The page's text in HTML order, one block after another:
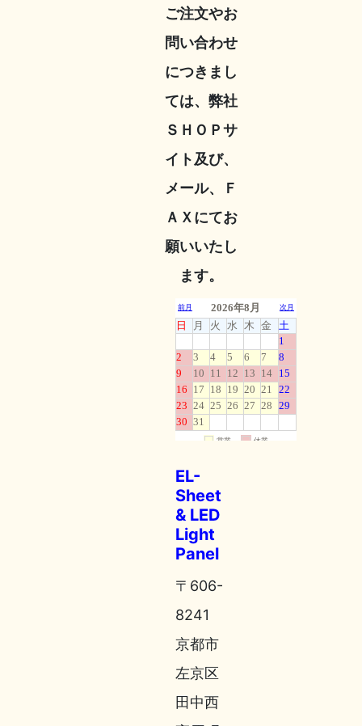
ご注文やお
問い合わせ
につきまし
ては、弊社
ＳＨＯＰサ
イト及び、
メール、Ｆ
ＡＸにてお
願いいたし
ます。
EL-
Sheet
& LED
Light
Panel
〒606-
8241
京都市
左京区
田中西